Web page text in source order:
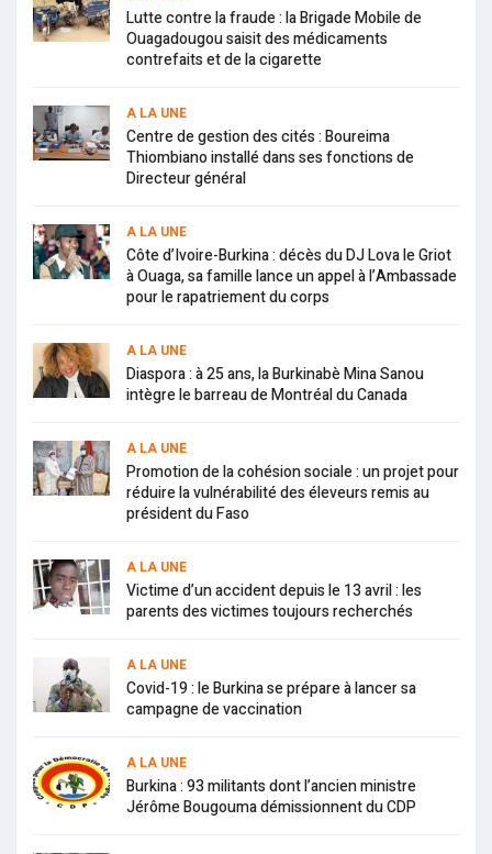
Lutte contre la fraude : la Brigade Mobile de
Ouagadougou saisit des médicaments
contrefaits et de la cigarette
A LA UNE
Centre de gestion des cités : Boureima
Thiombiano installé dans ses fonctions de
Directeur général
A LA UNE
Côte d’Ivoire-Burkina : décès du DJ Lova le Griot
à Ouaga, sa famille lance un appel à l’Ambassade
pour le rapatriement du corps
A LA UNE
Diaspora : à 25 ans, la Burkinabè Mina Sanou
intègre le barreau de Montréal du Canada
A LA UNE
Promotion de la cohésion sociale : un projet pour
réduire la vulnérabilité des éleveurs remis au
président du Faso
A LA UNE
Victime d’un accident depuis le 13 avril : les
parents des victimes toujours recherchés
A LA UNE
Covid-19 : le Burkina se prépare à lancer sa
campagne de vaccination
A LA UNE
Burkina : 93 militants dont l’ancien ministre
Jérôme Bougouma démissionnent du CDP